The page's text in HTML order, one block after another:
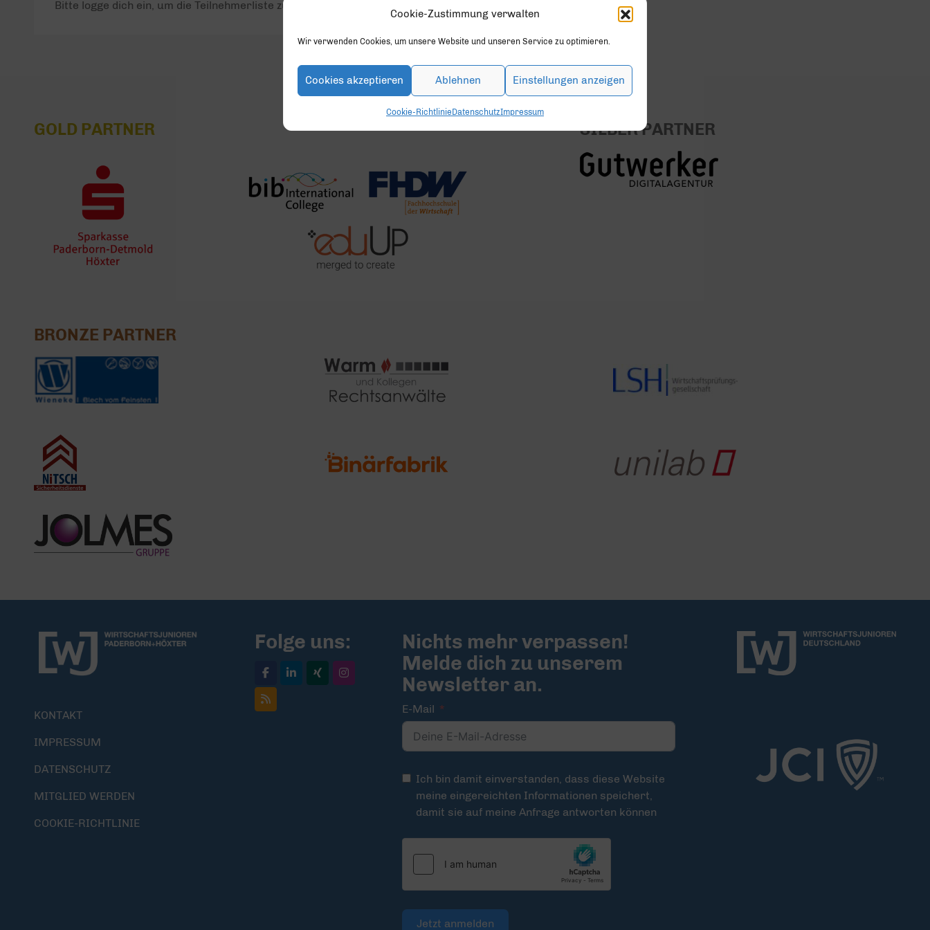
Cookie-Zustimmung verwalten
Wir verwenden Cookies, um unsere Website und unseren Service zu optimieren.
Cookies akzeptieren Ablehnen Einstellungen anzeigen
Cookie-RichtlinieDatenschutzImpressum
Bitte logge dich ein, um die Teilnehmerliste zu sehen.
GOLD PARTNER SILBER PARTNER
BRONZE PARTNER
KONTAKT
IMPRESSUM
DATENSCHUTZ
MITGLIED WERDEN
COOKIE-RICHTLINIE
Folge uns:
Nichts mehr verpassen!
Melde dich zu unserem
Newsletter an.
E-Mail
Ich bin damit einverstanden, dass diese Website
meine eingereichten Informationen speichert,
damit sie auf meine Anfrage antworten können
Jetzt anmelden